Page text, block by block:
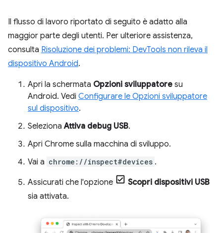
Il flusso di lavoro riportato di seguito è adatto alla
maggior parte degli utenti. Per ulteriore assistenza,
consulta Risoluzione dei problemi: DevTools non rileva il
dispositivo Android.
Apri la schermata Opzioni sviluppatore su
Android. Vedi Configurare le Opzioni sviluppatore
sul dispositivo.
SelezionaAttiva debug USB.
Apri Chrome sulla macchina di sviluppo.
Vai a chrome://inspect#devices .
Assicurati che l'opzione
Scopri dispositivi USB
sia attivata.